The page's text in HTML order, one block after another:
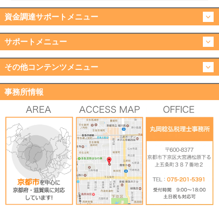
資金調達サポートメニュー
サポートメニュー
その他コンテンツメニュー
事務所情報